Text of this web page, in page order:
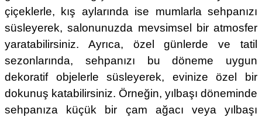
çiçeklerle, kış aylarında ise mumlarla sehpanızı
süsleyerek, salonunuzda mevsimsel bir atmosfer
yaratabilirsiniz. Ayrıca, özel günlerde ve tatil
sezonlarında, sehpanızı bu döneme uygun
dekoratif objelerle süsleyerek, evinize özel bir
dokunuş katabilirsiniz. Örneğin, yılbaşı döneminde
sehpanıza küçük bir çam ağacı veya yılbaşı